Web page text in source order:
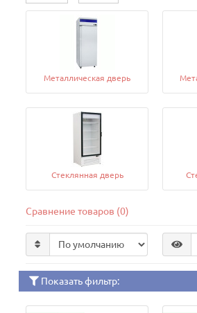
Металлическая дверь
Cтеклянная дверь
Сравнение товаров (0)
Показать фильтр: